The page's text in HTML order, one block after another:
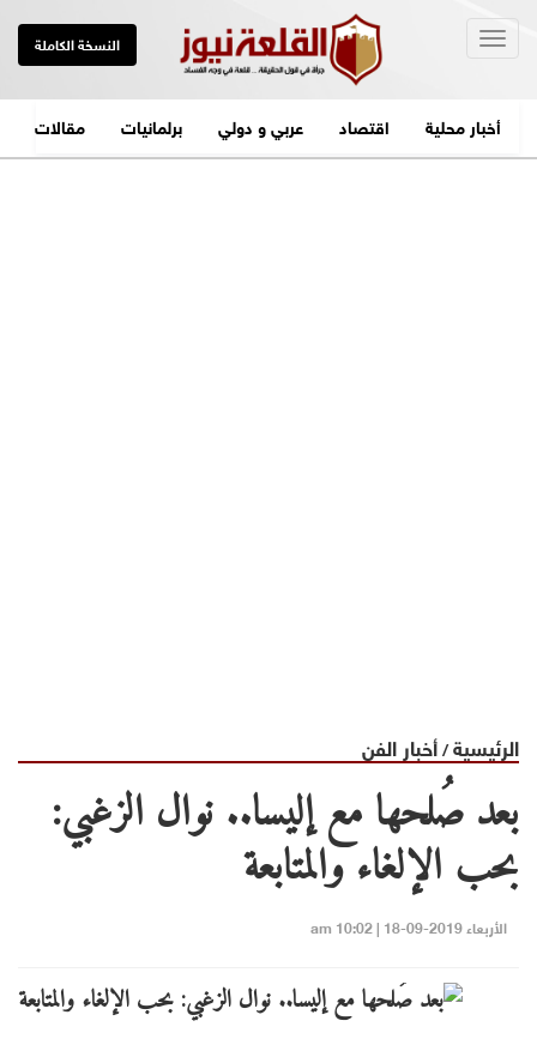
النسخة الكاملة
أخبار محلية اقتصاد عربي و دولي برلمانيات مقالات
الرئيسية/أخبار الفن
بعد صُلحها مع إليسا.. نوال الزغبي:
بحب الإلغاء والمتابعة
الأربعاء 2019-09-18 | 10:02 am